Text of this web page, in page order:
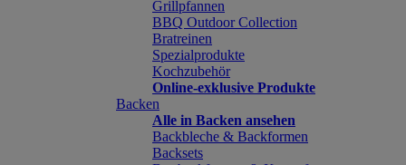
Grillpfannen
BBQ Outdoor Collection
Bratreinen
Spezialprodukte
Kochzubehör
Online-exklusive Produkte
Backen
Alle in Backen ansehen
Backbleche & Backformen
Backsets